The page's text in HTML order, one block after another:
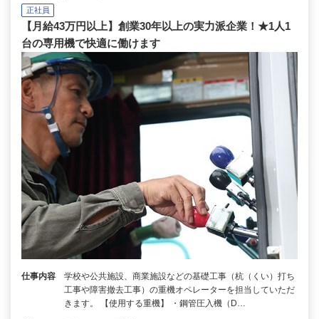
正社員
【月給43万円以上】創業30年以上の実力派企業！★1人1
台の専用機で快適に働けます
仕事内容
学校や公共施設、商業施設などの基礎工事（杭（くい）打ち
工事や障害撤去工事）の重機オペレーターを担当していただ
きます。 【使用する重機】 ・鋼管圧入機（D…